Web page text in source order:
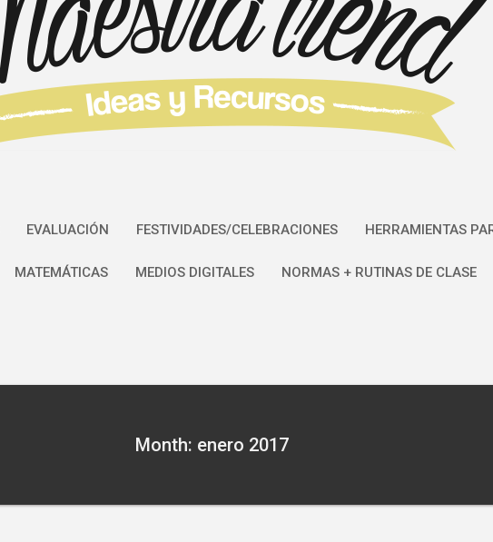
EVALUACIÓN FESTIVIDADES/CELEBRACIONES HERRAMIENTAS
MATEMÁTICAS MEDIOS DIGITALES NORMAS + RUTINAS DE CLASE
Month: enero 2017